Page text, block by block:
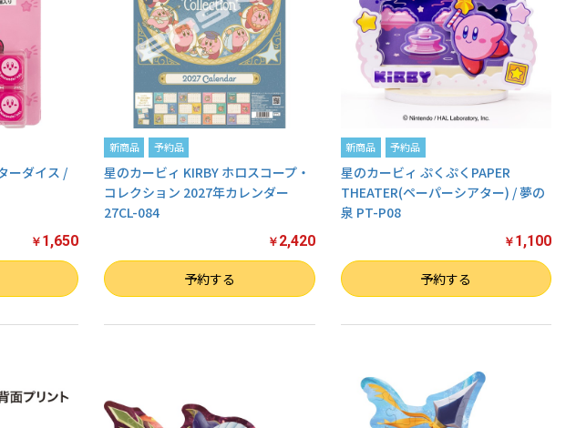
ーダイス /
￥ 1,650
新商品 予約品
星のカービィ KIRBY ホロスコープ・
コレクション 2027年カレンダー
27CL-084
￥ 2,420
数量 予約する
新商品 予約品
星のカービィ ぷくぷくPAPER
THEATER(ペーパーシアター) / 夢の
泉 PT-P08
￥ 1,100
数量 予約する